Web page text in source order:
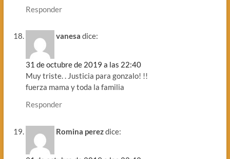
Responder
vanesa dice:
31 de octubre de 2019 a las 22:40
Muy triste. . Justicia para gonzalo! !!
fuerza mama y toda la familia
Responder
Romina perezdice: